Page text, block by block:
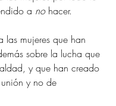
a no hacer.
las mujeres que han
sobre la lucha que
y que han creado
y no de